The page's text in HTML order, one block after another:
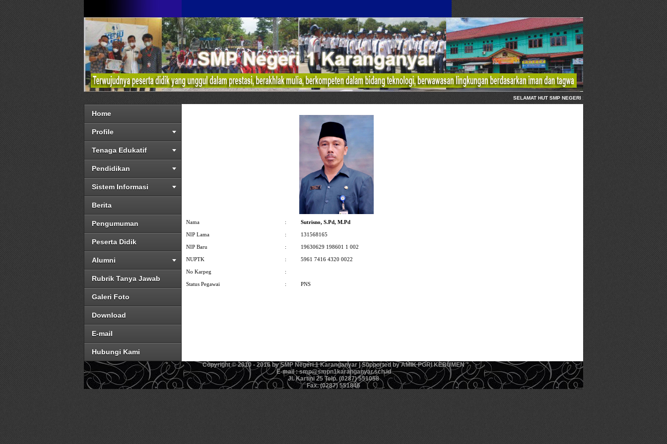
SELAMAT HUT SMP NEGERI 1 KARANGANYAR KEBUMEN, 1
Home
Profile
Tenaga Edukatif
Pendidikan
Sistem Informasi
Berita
Pengumuman
Peserta Didik
Alumni
Rubrik Tanya Jawab
Galeri Foto
Download
E-mail
Hubungi Kami
Nama : Sutrisno, S.Pd, M.Pd
NIP Lama : 131568165
NIP Baru : 19630629 198601 1 002
NUPTK : 5961 7416 4320 0022
No Karpeg :
Status Pegawai : PNS
Copyright © 2010 - 2016 by SMP Negeri 1 Karanganyar | Supported by AMIK PGRI KEBUMEN
E-mail : smp@smpn1karanganyar.sch.id
Jl. Kartini 25 Telp. (0287) 551058
Fax. (0287) 551846